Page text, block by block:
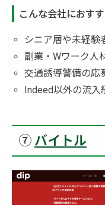
こんな会社におす
シニア層や未経験
副業・Wワーク人
交通誘導警備の応
Indeed以外の流
⑦ バイトル